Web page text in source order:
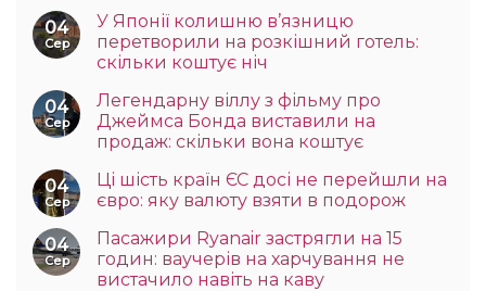
04
Сер
У Японії колишню в’язницю
перетворили на розкішний готель:
скільки коштує ніч
04
Сер
Легендарну віллу з фільму про
Джеймса Бонда виставили на
продаж: скільки вона коштує
04
Сер
Ці шість країн ЄС досі не перейшли на
євро: яку валюту взяти в подорож
04
Сер
Пасажири Ryanair застрягли на 15
годин: ваучерів на харчування не
вистачило навіть на каву